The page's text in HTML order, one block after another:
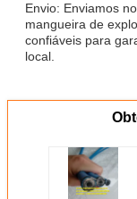
Envio: Enviamos
mangueira de
confiáveis para
local.